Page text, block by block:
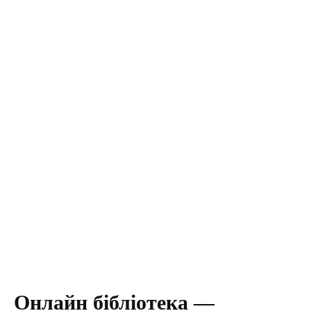
Онлайн бібліотека —